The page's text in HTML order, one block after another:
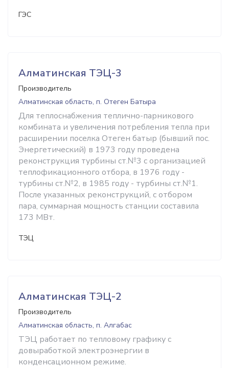
ГЭС
Алматинская ТЭЦ-3
Производитель
Алматинская область, п. Отеген Батыра
Для теплоснабжения теплично-парникового
комбината и увеличения потребления тепла при
расширении поселка Отеген батыр (бывший пос.
Энергетический) в 1973 году проведена
реконструкция турбины ст.№3 с организацией
теплофикационного отбора, в 1976 году -
турбины ст.№2, в 1985 году - турбины ст.№1.
После указанных реконструкций, с отбором
пара, суммарная мощность станции составила
173 МВт.
ТЭЦ
Алматинская ТЭЦ-2
Производитель
Алматинская область, п. Алгабас
ТЭЦ работает по тепловому графику с
довыработкой электроэнергии в
конденсационном режиме.